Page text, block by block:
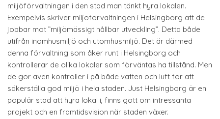
miljöförvaltningen i den stad man tänkt hyra lokalen.
Exempelvis skriver miljöförvaltningen i Helsingborg att de
jobbar mot ”miljömässigt hållbar utveckling”. Detta både
utifrån inomhusmiljö och utomhusmiljö. Det är därmed
denna förvaltning som åker runt i Helsingborg och
kontrollerar de olika lokaler som förväntas ha tillstånd. Men
de gör även kontroller i på både vatten och luft för att
säkerställa god miljö i hela staden. Just Helsingborg är en
populär stad att hyra lokal i, finns gott om intressanta
projekt och en framtidsvision när staden växer.